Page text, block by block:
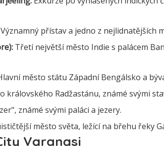
Významný přístav a jedno z nejlidnatějších
Třetí největší město Indie s palácem
město státu Západní Bengálsko a
královského Radžastánu, známé svými
známé svými paláci a jezery.
město světa, ležící na břehu řeky
Varanasi